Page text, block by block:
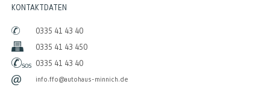
KONTAKTDATEN
0335 41 43 40
0335 41 43 450
0335 41 43 40
info.ffo@autohaus-minnich.de